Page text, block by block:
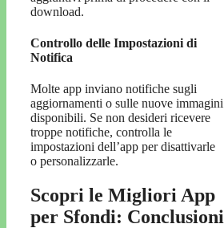
download.
Controllo delle Impostazioni di
Notifica
Molte app inviano notifiche sugli
aggiornamenti o sulle nuove immagini
disponibili. Se non desideri ricevere
troppe notifiche, controlla le
impostazioni dell’app per disattivarle
o personalizzarle.
Scopri le Migliori App
per Sfondi: Conclusioni